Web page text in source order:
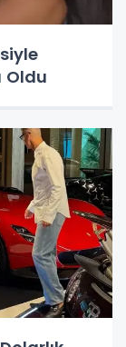
Oldu